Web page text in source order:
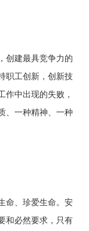
创建最具竞争力的
职工创新，创新技
作中出现的失败，
、一种精神、一种
命、珍爱生命。安
和必然要求，只有